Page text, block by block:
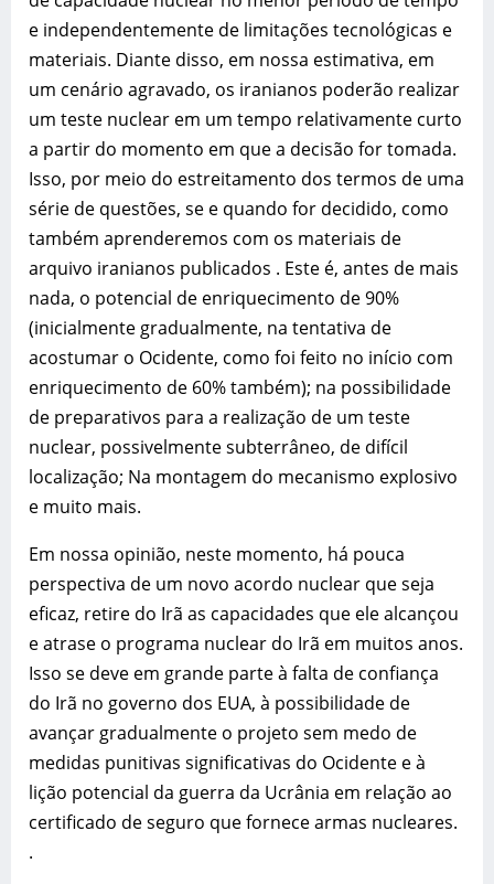
e independentemente de limitações tecnológicas e
materiais. Diante disso, em nossa estimativa, em
um cenário agravado, os iranianos poderão realizar
um teste nuclear em um tempo relativamente curto
a partir do momento em que a decisão for tomada.
Isso, por meio do estreitamento dos termos de uma
série de questões, se e quando for decidido, como
também aprenderemos com os materiais de
arquivo iranianos publicados . Este é, antes de mais
nada, o potencial de enriquecimento de 90%
(inicialmente gradualmente, na tentativa de
acostumar o Ocidente, como foi feito no início com
enriquecimento de 60% também); na possibilidade
de preparativos para a realização de um teste
nuclear, possivelmente subterrâneo, de difícil
localização; Na montagem do mecanismo explosivo
e muito mais.
Em nossa opinião, neste momento, há pouca
perspectiva de um novo acordo nuclear que seja
eficaz, retire do Irã as capacidades que ele alcançou
e atrase o programa nuclear do Irã em muitos anos.
Isso se deve em grande parte à falta de confiança
do Irã no governo dos EUA, à possibilidade de
avançar gradualmente o projeto sem medo de
medidas punitivas significativas do Ocidente e à
lição potencial da guerra da Ucrânia em relação ao
certificado de seguro que fornece armas nucleares.
.